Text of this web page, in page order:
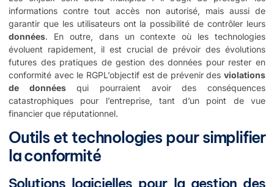
informations contre tout accès non autorisé, mais aussi de
garantir que les utilisateurs ont la possibilité de contrôler leurs
données. En outre, dans un contexte où les technologies
évoluent rapidement, il est crucial de prévoir des évolutions
futures des pratiques de gestion des données pour rester en
conformité avec le RGPL’objectif est de prévenir des violations
de donnéesqui pourraient avoir des conséquences
catastrophiques pour l’entreprise, tant d’un point de vue
financier que réputationnel.
Outils et technologies pour simplifier
la conformité
Solutions logicielles pour la gestion des